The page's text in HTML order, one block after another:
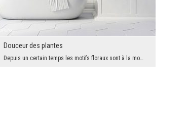
Douceur des plantes
Depuis un certain temps les motifs floraux sont à la mode dans le monde du design. Mais nous ne l...